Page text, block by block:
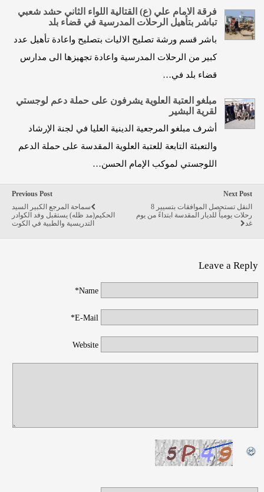
فرقة الامام علي (ع) القتالية اللواء الثاني حشد شعبي
تباشر بتأهيل الرحلات المدرسية في قضاء بلد
باشر قسم ورشة تصليح الاليات بتصليح واعادة تأهيل عدد
كبير من الرحلات المدرسية واعادة تجهيزها الى مدارس
قضاء بلد في…
مبلغو العتبة العلوية يشرفون على حملة دعم لوجستي
لقرية البشير
أشرف مبلغو المرجعية الدينية العليا في لجنة الإرشاد
والتعبئة التابعة للعتبة العلوية المقدسة على حملة الدعم
اللوجستي لموكب الإمام الحسن…
Previous Post
سماحة المرجع الكبير السيد
الحكيم(مد ظله) يستقبل وفد الكوادر
التدريسية والطبية في الكوت
Next Post
النقل تستحصل الموافقات بتسيير 8
رحلات يومياً للديار المقدسة ابتداءً من يوم
غد
Leave a Reply
Name*
E-Mail*
Website